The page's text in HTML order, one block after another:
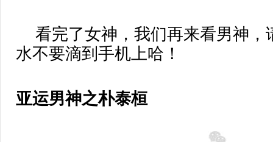
看完了女神，我们再来看男神，
水不要滴到手机上哈！
亚运男神之朴泰桓